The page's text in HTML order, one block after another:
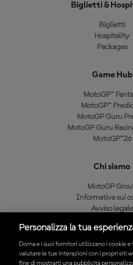
Biglietti &
Biglietti
Hospitality
Packages
Game Hub
MotoGP™
MotoGP™
MotoGP Guru
MotoGP Guru
MotoGP™26
Chi siamo
MotoGP
Informativa sui
Avviso legale
Condizioni di
Personalizza la tua
Dorna e i suoi fornitori utilizzano i cookie
valutare le tue interazioni con i propri siti
fine di mostrarti una pubblicità